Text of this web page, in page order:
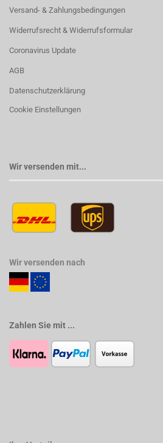
Versand- & Zahlungsbedingungen
Widerrufsrecht & Widerrufsformular
Coronavirus Update
AGB
Datenschutzerklärung
Cookie Einstellungen
Wir versenden mit...
Wir versenden nach
Zahlen Sie mit ...